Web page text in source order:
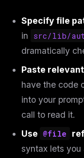
Specify file
in
src/lib/
dramatically
Paste
have the code
into your
call to read it.
Use @file
syntax lets